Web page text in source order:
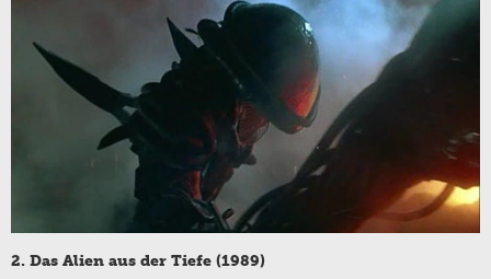
2. Das Alien aus der Tiefe (1989)